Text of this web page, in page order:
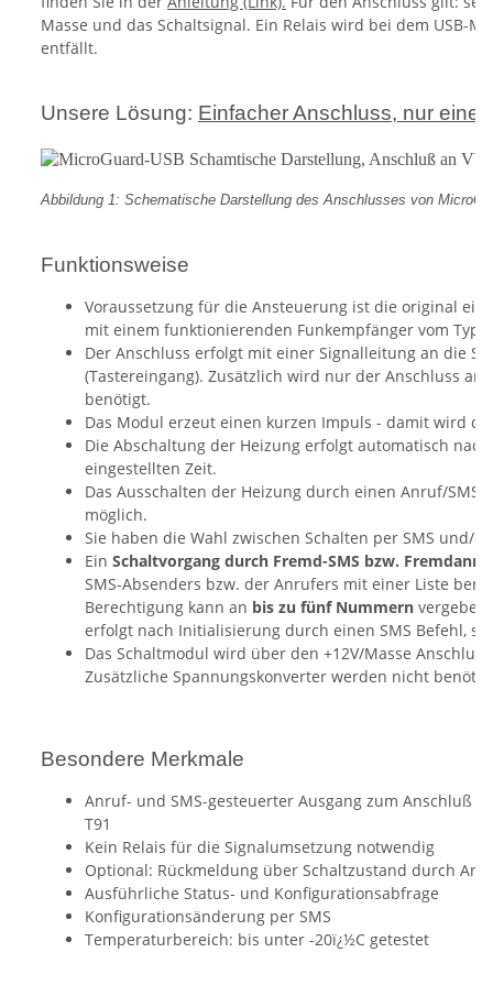
Masse und das Schaltsignal. Ein Relais wird bei dem USB-
entfällt.
Unsere Lösung: Einfacher Anschluss, nur eine
Abbildung 1: Schematische Darstellung des Anschlusses von
Funktionsweise
Voraussetzung für die Ansteuerung ist die original
mit einem funktionierenden Funkempfänger vom Typ
Der Anschluss erfolgt mit einer Signalleitung an die
(Tastereingang). Zusätzlich wird nur der Anschluss an
benötigt.
Das Modul erzeut einen kurzen Impuls - damit wird
Die Abschaltung der Heizung erfolgt automatisch
eingestellten Zeit.
Das Ausschalten der Heizung durch einen Anruf/
möglich.
Sie haben die Wahl zwischen Schalten per SMS und/
Ein Schaltvorgang durch Fremd-SMS bzw.
SMS-Absenders bzw. der Anrufers mit einer Liste
Berechtigung kann an bis zu fünf Nummern
erfolgt nach Initialisierung durch einen SMS Befehl,
Das Schaltmodul wird über den +12V/Masse
Zusätzliche Spannungskonverter werden nicht
Besondere Merkmale
Anruf- und SMS-gesteuerter Ausgang zum Anschluß
T91
Kein Relais für die Signalumsetzung notwendig
Optional: Rückmeldung über Schaltzustand durch
Ausführliche Status- und Konfigurationsabfrage
Konfigurationsänderung per SMS
Temperaturbereich: bis unter -20ï¿½C getestet